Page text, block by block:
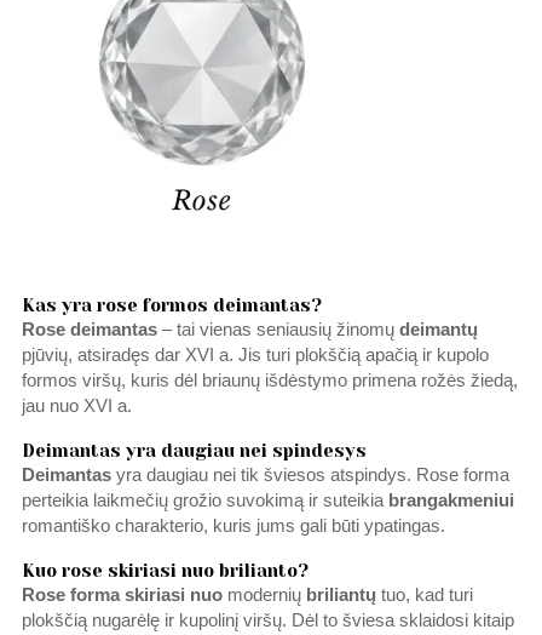
Kas yra rose formos deimantas?
Rose deimantas– tai vienas seniausių žinomų deimantų
pjūvių, atsiradęs dar XVI a. Jis turi plokščią apačią ir kupolo
formos viršų, kuris dėl briaunų išdėstymo primena rožės žiedą,
jau nuo XVI a.
Deimantas yra daugiau nei spindesys
Deimantas yra daugiau nei tik šviesos atspindys. Rose forma
perteikia laikmečių grožio suvokimą ir suteikia brangakmeniui
romantiško charakterio, kuris jums gali būti ypatingas.
Kuo rose skiriasi nuo brilianto?
Rose forma skiriasi nuomodernių briliantų tuo, kad turi
plokščią nugarėlę ir kupolinį viršų. Dėl to šviesa sklaidosi kitaip